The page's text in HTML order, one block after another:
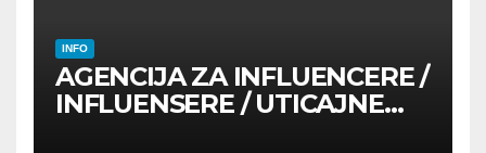
INFO
AGENCIJA ZA INFLUENCERE /
INFLUENSERE / UTICAJNE